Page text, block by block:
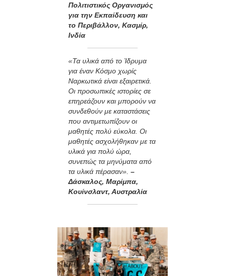
Πολιτιστικός Οργανισμός
για την Εκπαίδευση και
το Περιβάλλον, Κασμίρ,
Ινδία
«Τα υλικά από το Ίδρυμα
για έναν Κόσμο χωρίς
Ναρκωτικά είναι εξαιρετικά.
Οι προσωπικές ιστορίες σε
επηρεάζουν και μπορούν να
συνδεθούν με καταστάσεις
που αντιμετωπίζουν οι
μαθητές πολύ εύκολα. Οι
μαθητές ασχολήθηκαν με τα
υλικά για πολύ ώρα,
συνεπώς τα μηνύματα από
τα υλικά πέρασαν». –
Δάσκαλος, Μαρίμπα,
Κουίνσλαντ, Αυστραλία